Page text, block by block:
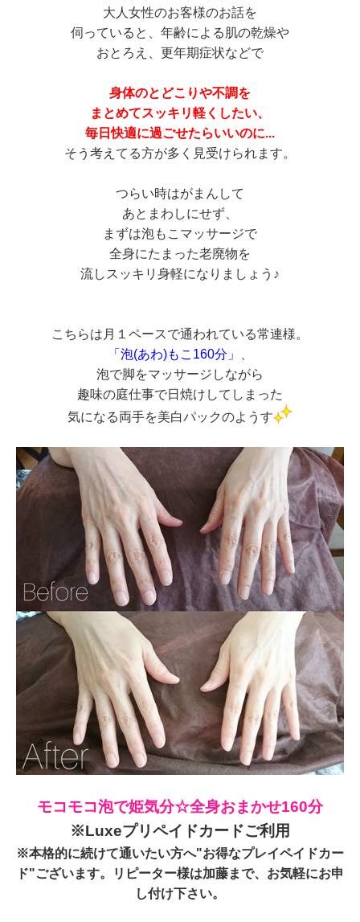
大人女性のお客様のお話を
伺っていると、年齢による肌の乾燥や
おとろえ、更年期症状などで
身体のとどこりや不調を
まとめてスッキリ軽くしたい、
毎日快適に過ごせたらいいのに...
そう考えてる方が多く見受けられます。
つらい時はがまんして
あとまわしにせず、
まずは泡もこマッサージで
全身にたまった老廃物を
流しスッキリ身軽になりましょう♪
こちらは月１ペースで通われている常連様。
「泡(あわ)もこ160分」
泡で脚をマッサージしながら
趣味の庭仕事で日焼けしてしまった
気になる両手を美白パックのようす
モコモコ泡で姫気分☆全身おまかせ160分
※Luxeプリペイドカードご利用
※本格的に続けて通いたい方へ"お得なプレイペイドカー
ド"ございます。リピーター様は加藤まで、お気軽にお申
し付け下さい。